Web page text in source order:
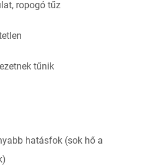
ropogó tűz
tűnik
hatásfok (sok hő a